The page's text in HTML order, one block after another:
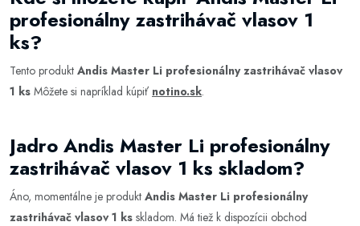
profesionálny zastrihávač vlasov 1
ks?
Tento produkt Andis Master Li profesionálny zastrihávač vlasov
1 ks Môžete si napríklad kúpiť notino.sk.
Jadro Andis Master Li profesionálny
zastrihávač vlasov 1 ks skladom?
Áno, momentálne je produkt Andis Master Li profesionálny
zastrihávač vlasov 1 ks skladom. Má tiež k dispozícii obchod